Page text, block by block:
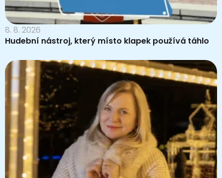
8. 8. 2026
Hudební nástroj, který místo klapek používá táhlo